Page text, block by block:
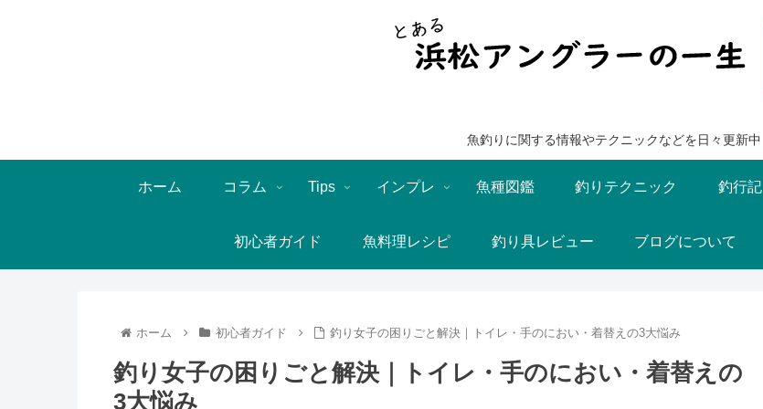
魚釣りに関する情報やテクニックなどを日々更新中
ホーム コラム Tips インプレ 魚種図鑑 釣りテクニック 釣行記
初心者ガイド 魚料理レシピ 釣り具レビュー ブログについて
ホーム 初心者ガイド 釣り女子の困りごと解決｜トイレ・手のにおい・着替えの3大悩み
釣り女子の困りごと解決｜トイレ・手のにおい・着替えの
3大悩み